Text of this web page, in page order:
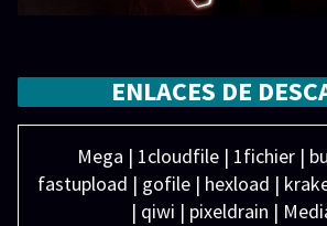
ENLACES DE
Mega | 1cloudfile | 1fichier |
fastupload | gofile | hexload |
| qiwi | pixeldrain |